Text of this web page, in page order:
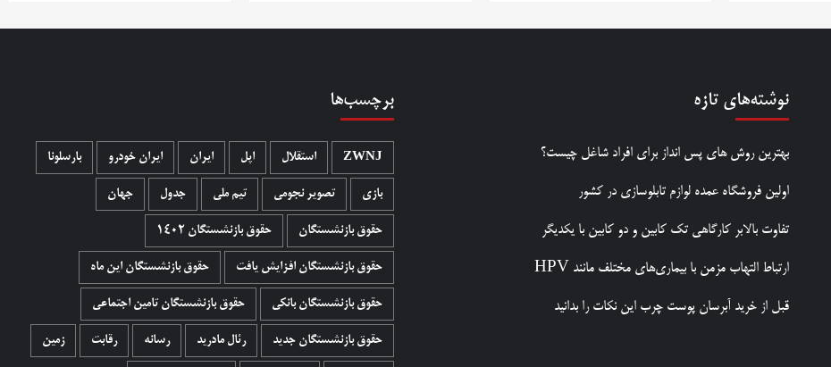
نوشته‌های تازه
بهترین روش‌ های پس‌ انداز برای افراد شاغل چیست؟
اولین فروشگاه عمده لوازم تابلوسازی در کشور
تفاوت بالابر کارگاهی تک کابین و دو کابین با یکدیگر
ارتباط التهاب مزمن با بیماری‌های مختلف مانند HPV
قبل از خرید آبرسان پوست چرب این نکات را بدانید
برچسب‌ها
ZWNJ استقلال اپل ایران ایران خودرو بارسلونا
بازی تصویر نجومی تیم ملی جدول جهان
حقوق بازنشستگان حقوق بازنشستگان 1402
حقوق بازنشستگان افزایش یافت حقوق بازنشستگان این ماه
حقوق بازنشستگان بانکی حقوق بازنشستگان تامین اجتماعی
حقوق بازنشستگان جدید رئال مادرید رسانه رقابت زمین